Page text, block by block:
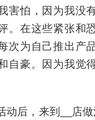
害怕，因为我没
。在这些紧张和
次为自己推出产
自豪。因为我觉
动后，来到__店